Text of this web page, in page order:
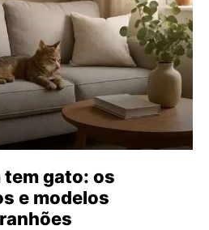
tem gato: os
e modelos